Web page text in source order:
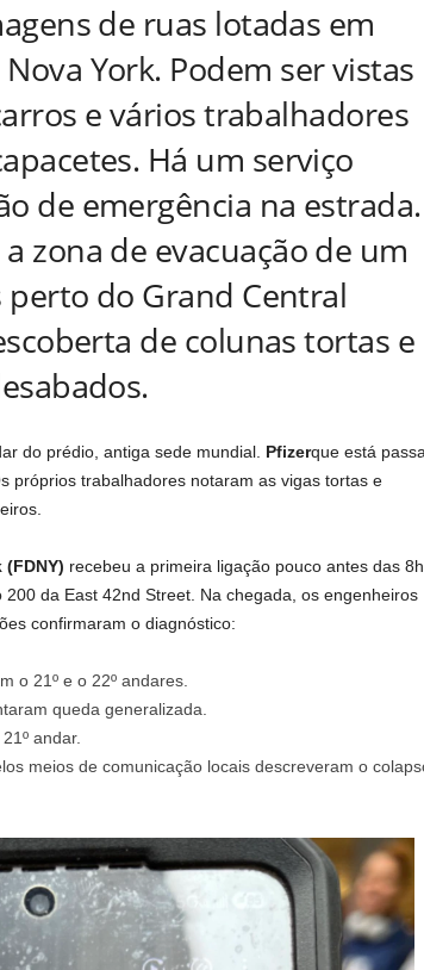
de ruas lotadas em
York. Podem ser vistas
e vários trabalhadores
Há um serviço
de emergência na estrada.
zona de evacuação de um
do Grand Central
de colunas tortas e
do prédio, antiga sede mundial. Pfizerque está
próprios trabalhadores notaram as vigas tortas e
recebeu a primeira ligação pouco antes das 8h
da East 42nd Street. Na chegada, os engenheiros
confirmaram o diagnóstico:
o 21º e o 22º andares.
queda generalizada.
andar.
meios de comunicação locais descreveram o